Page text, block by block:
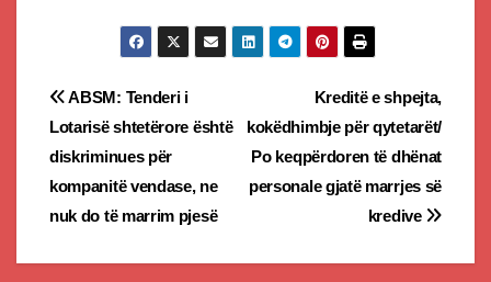
Post
navigation
Kreditë e shpejta,
kokëdhimbje për qytetarët/
Po keqpërdoren të dhënat
personale gjatë marrjes së
kredive
ABSM: Tenderi i
Lotarisë shtetërore është
diskriminues për
kompanitë vendase, ne
nuk do të marrim pjesë